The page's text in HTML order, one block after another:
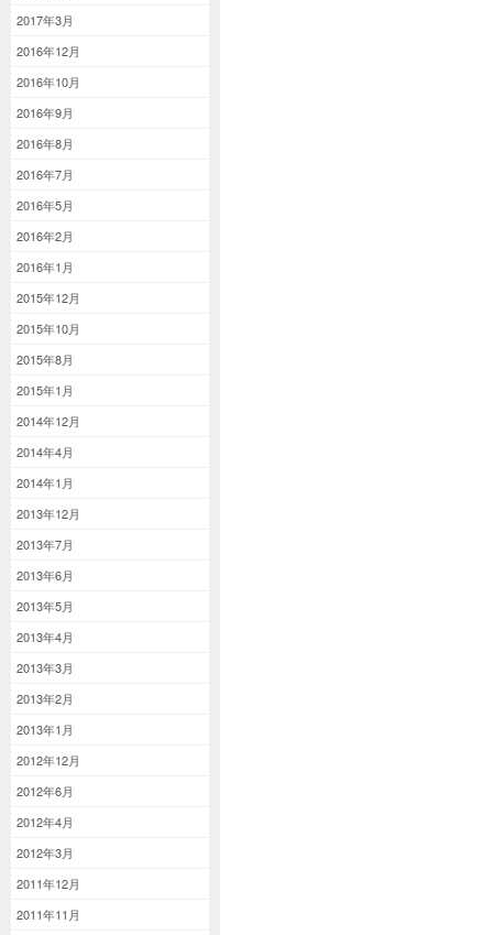
2017年3月
2016年12月
2016年10月
2016年9月
2016年8月
2016年7月
2016年5月
2016年2月
2016年1月
2015年12月
2015年10月
2015年8月
2015年1月
2014年12月
2014年4月
2014年1月
2013年12月
2013年7月
2013年6月
2013年5月
2013年4月
2013年3月
2013年2月
2013年1月
2012年12月
2012年6月
2012年4月
2012年3月
2011年12月
2011年11月